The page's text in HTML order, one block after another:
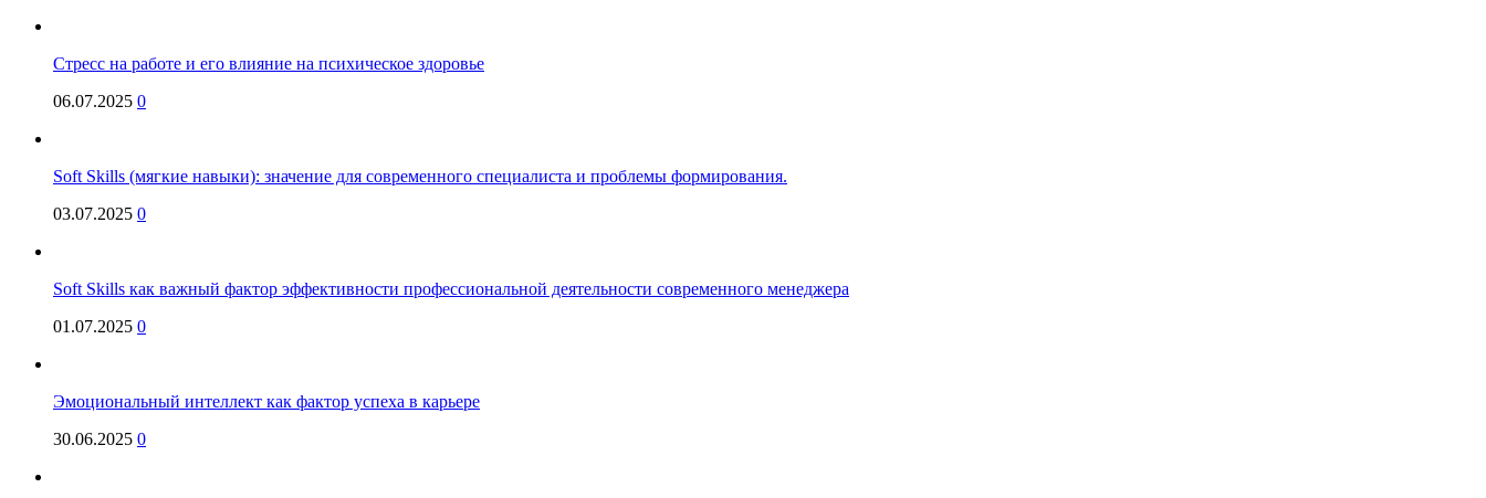
Стресс на работе и его влияние на психическое здоровье
06.07.2025 0
Soft Skills (мягкие навыки): значение для современного специалиста и проблемы формирования.
03.07.2025 0
Soft Skills как важный фактор эффективности профессиональной деятельности современного менеджера
01.07.2025 0
Эмоциональный интеллект как фактор успеха в карьере
30.06.2025 0